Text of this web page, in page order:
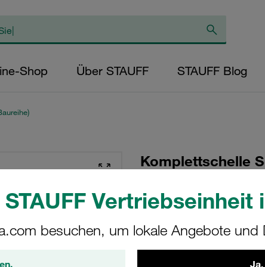
Vertriebseinheit
besuchen, um lokale Angebote und
Shop Über STAUFF STAUFF Blog
Komplettschelle
doppelt Deckpl.,
SPAS-3006.4-PP-